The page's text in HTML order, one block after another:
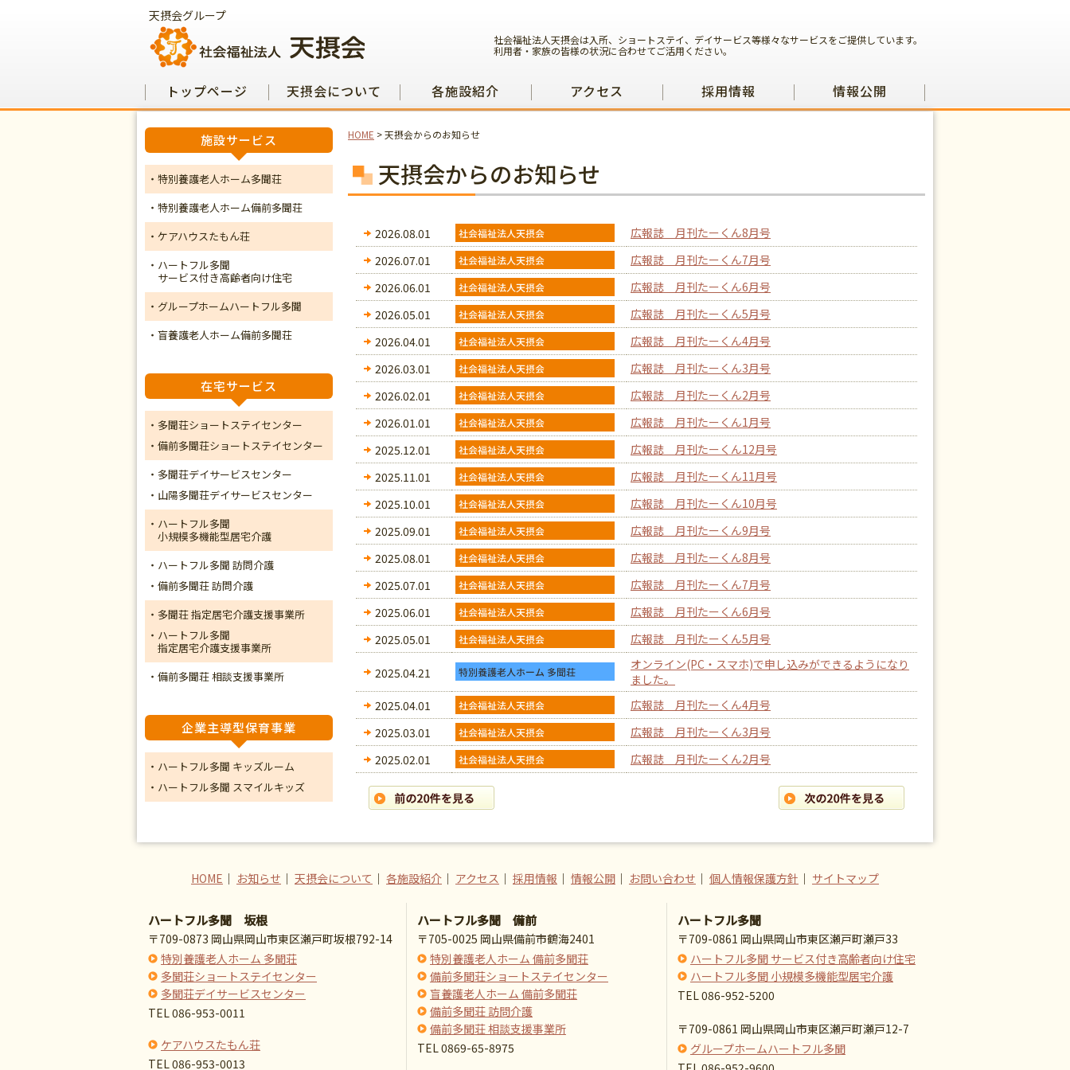
社会福祉法人天摂会は入所、ショートステイ、デイサービス等様々なサービスをご提供しています。
利用者・家族の皆様の状況に合わせてご活用ください。
天摂会グループ
トップページ 天摂会について 各施設紹介 アクセス 採用情報 情報公開
HOME >天摂会からのお知らせ
天摂会からのお知らせ
2026.08.01
広報誌 月刊たーくん8月号
2026.07.01
広報誌 月刊たーくん7月号
2026.06.01
広報誌 月刊たーくん6月号
2026.05.01
広報誌 月刊たーくん5月号
2026.04.01
広報誌 月刊たーくん4月号
2026.03.01
広報誌 月刊たーくん3月号
2026.02.01
広報誌 月刊たーくん2月号
2026.01.01
広報誌 月刊たーくん1月号
2025.12.01
広報誌 月刊たーくん12月号
2025.11.01
広報誌 月刊たーくん11月号
2025.10.01
広報誌 月刊たーくん10月号
2025.09.01
広報誌 月刊たーくん9月号
2025.08.01
広報誌 月刊たーくん8月号
2025.07.01
広報誌 月刊たーくん7月号
2025.06.01
広報誌 月刊たーくん6月号
2025.05.01
広報誌 月刊たーくん5月号
2025.04.21
オンライン(PC・スマホ)で申し込みができるようになり
ました。
2025.04.01
広報誌 月刊たーくん4月号
2025.03.01
広報誌 月刊たーくん3月号
2025.02.01
広報誌 月刊たーくん2月号
施設サービス
・特別養護老人ホーム多聞荘
・特別養護老人ホーム備前多聞荘
・ケアハウスたもん荘
・ハートフル多聞
サービス付き高齢者向け住宅
・グループホームハートフル多聞
・盲養護老人ホーム備前多聞荘
在宅サービス
・多聞荘ショートステイセンター
・備前多聞荘ショートステイセンター
・多聞荘デイサービスセンター
・山陽多聞荘デイサービスセンター
・ハートフル多聞
小規模多機能型居宅介護
・ハートフル多聞 訪問介護
・備前多聞荘 訪問介護
・多聞荘 指定居宅介護支援事業所
・ハートフル多聞
指定居宅介護支援事業所
・備前多聞荘 相談支援事業所
企業主導型保育事業
・ハートフル多聞 キッズルーム
・ハートフル多聞 スマイルキッズ
HOME ｜ お知らせ ｜ 天摂会について ｜ 各施設紹介 ｜ アクセス ｜ 採用情報 ｜ 情報公開 ｜ お問い合わせ ｜ 個人情報保護方針 ｜ サイトマップ
ハートフル多聞 坂根
〒709-0873 岡山県岡山市東区瀬戸町坂根792-14
特別養護老人ホーム 多聞荘
多聞荘ショートステイセンター
多聞荘デイサービスセンター
TEL 086-953-0011
ケアハウスたもん荘
TEL 086-953-0013
ハートフル多聞 備前
〒705-0025 岡山県備前市鶴海2401
特別養護老人ホーム 備前多聞荘
備前多聞荘ショートステイセンター
盲養護老人ホーム 備前多聞荘
備前多聞荘 訪問介護
備前多聞荘 相談支援事業所
TEL 0869-65-8975
ハートフル多聞
〒709-0861 岡山県岡山市東区瀬戸町瀬戸33
ハートフル多聞 サービス付き高齢者向け住宅
ハートフル多聞 小規模多機能型居宅介護
TEL 086-952-5200
〒709-0861 岡山県岡山市東区瀬戸町瀬戸12-7
グループホームハートフル多聞